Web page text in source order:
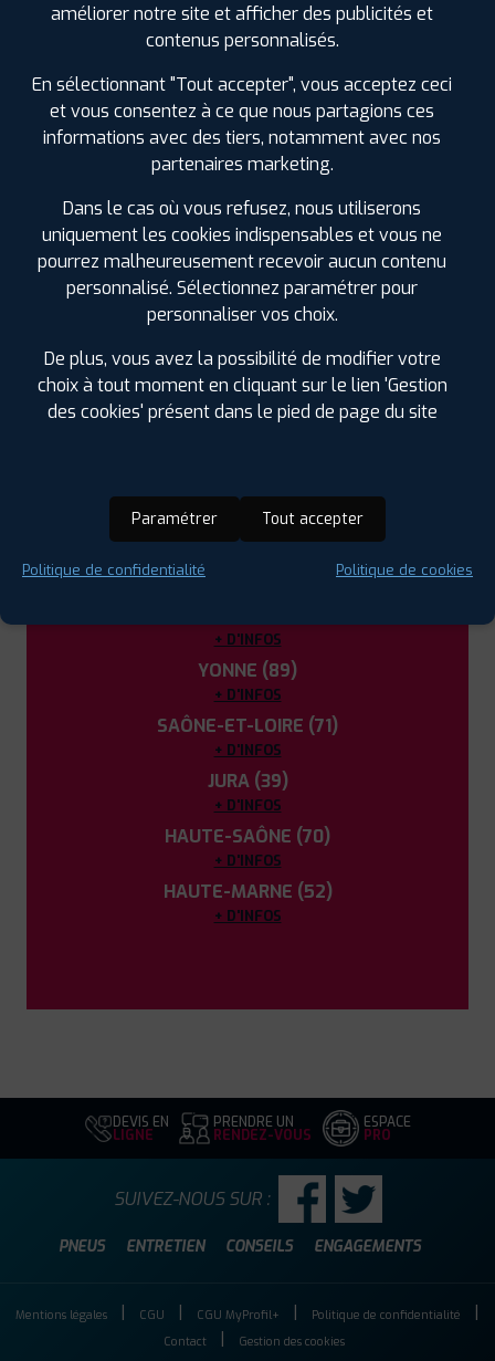
1
TONNERRE
ZA ROUTE DE PARIS 89700 TONNERRE
HORAIRES | +D'INFOS
LES GARAGES PROFIL PLUS
DANS LES VILLES À PROXIMITÉ
Châtillon-sur-Seine (21)
LES GARAGES PROFIL PLUS
DANS LES DÉPARTEMENTS
VOISINS
+ D'INFOS
YONNE (89)
+ D'INFOS
SAÔNE-ET-LOIRE (71)
+ D'INFOS
JURA (39)
+ D'INFOS
HAUTE-SAÔNE (70)
+ D'INFOS
HAUTE-MARNE (52)
+ D'INFOS
DEVIS EN
LIGNE
PRENDRE UN
RENDEZ-VOUS
ESPACE
PRO
PNEUS ENTRETIEN CONSEILS ENGAGEMENTS
SUIVEZ-NOUS SUR :
Mentions légales CGU CGU MyProfil+
Politique de confidentialité
Contact
Gestion des cookies
améliorer notre site et afficher des publicités et
contenus personnalisés.
En sélectionnant "Tout accepter", vous acceptez ceci
et vous consentez à ce que nous partagions ces
informations avec des tiers, notamment avec nos
partenaires marketing.
Dans le cas où vous refusez, nous utiliserons
uniquement les cookies indispensables et vous ne
pourrez malheureusement recevoir aucun contenu
personnalisé. Sélectionnez paramétrer pour
personnaliser vos choix.
De plus, vous avez la possibilité de modifier votre
choix à tout moment en cliquant sur le lien 'Gestion
des cookies' présent dans le pied de page du site
Paramétrer Tout accepter
Politique de confidentialité Politique de cookies